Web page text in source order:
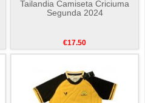
Tailandia Camiseta Criciuma
Segunda 2024
€17.50